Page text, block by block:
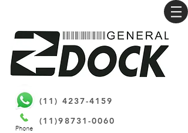
(11) 4237-4159
(11)98731-0060